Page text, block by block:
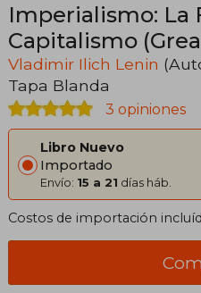
Imperialismo: La
Capitalismo
Vladimir Ilich Lenin
Tapa Blanda
3 opiniones
Libro Nuevo
Importado
Envío: 15 a 21 días háb.
Costos de importación